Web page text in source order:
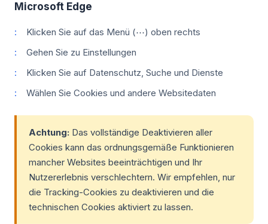
Microsoft Edge
Klicken Sie auf das Menü (⋯) oben rechts
Gehen Sie zu Einstellungen
Klicken Sie auf Datenschutz, Suche und Dienste
Wählen Sie Cookies und andere Websitedaten
Achtung: Das vollständige Deaktivieren aller
Cookies kann das ordnungsgemäße Funktionieren
mancher Websites beeinträchtigen und Ihr
Nutzererlebnis verschlechtern. Wir empfehlen, nur
die Tracking-Cookies zu deaktivieren und die
technischen Cookies aktiviert zu lassen.